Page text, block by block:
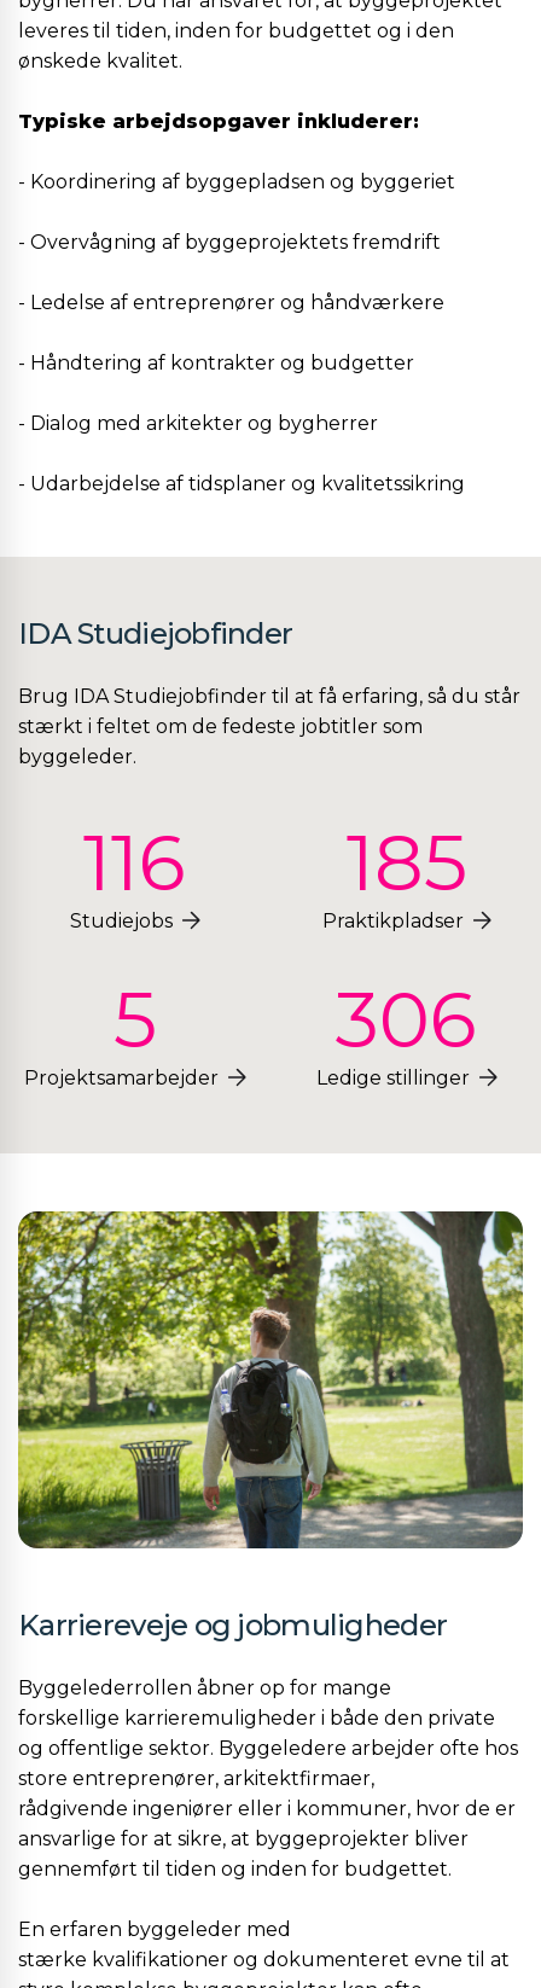
leveres til tiden, inden for budgettet og i den
ønskede kvalitet.
Typiske arbejdsopgaver inkluderer:
- Koordinering af byggepladsen og byggeriet
- Overvågning af byggeprojektets fremdrift
- Ledelse af entreprenører og håndværkere
- Håndtering af kontrakter og budgetter
- Dialog med arkitekter og bygherrer
- Udarbejdelse af tidsplaner og kvalitetssikring
IDA Studiejobfinder
Brug IDA Studiejobfinder til at få erfaring, så du står
stærkt i feltet om de fedeste jobtitler som
byggeleder.
116
Studiejobs
185
Praktikpladser
5
Projektsamarbejder
306
Ledige stillinger
Karriereveje og jobmuligheder
Byggelederrollen åbner op for mange
forskellige karrieremuligheder i både den private
og offentlige sektor. Byggeledere arbejder ofte hos
store entreprenører, arkitektfirmaer,
rådgivende ingeniører eller i kommuner, hvor de er
ansvarlige for at sikre, at byggeprojekter bliver
gennemført til tiden og inden for budgettet.
En erfaren byggeleder med
stærke kvalifikationer og dokumenteret evne til at